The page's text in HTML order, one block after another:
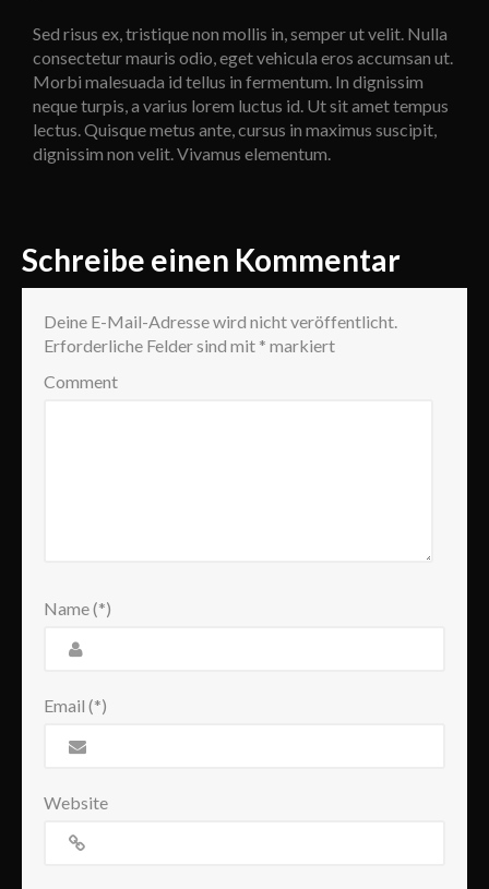
Sed risus ex, tristique non mollis in, semper ut velit. Nulla
consectetur mauris odio, eget vehicula eros accumsan ut.
Morbi malesuada id tellus in fermentum. In dignissim
neque turpis, a varius lorem luctus id. Ut sit amet tempus
lectus. Quisque metus ante, cursus in maximus suscipit,
dignissim non velit. Vivamus elementum.
Schreibe einen Kommentar
Deine E-Mail-Adresse wird nicht veröffentlicht.
Erforderliche Felder sind mit * markiert
Comment
Name (*)
Email (*)
Website